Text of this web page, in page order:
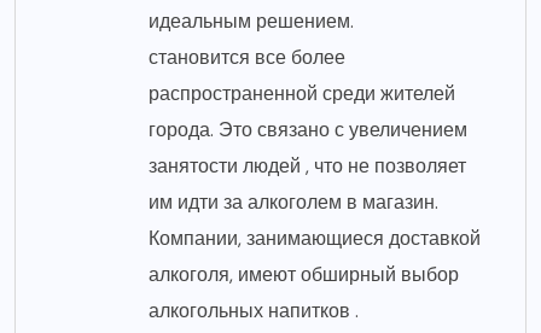
идеальным решением.
становится все более
распространенной среди жителей
города. Это связано с увеличением
занятости людей , что не позволяет
им идти за алкоголем в магазин.
Компании, занимающиеся доставкой
алкоголя, имеют обширный выбор
алкогольных напитков .